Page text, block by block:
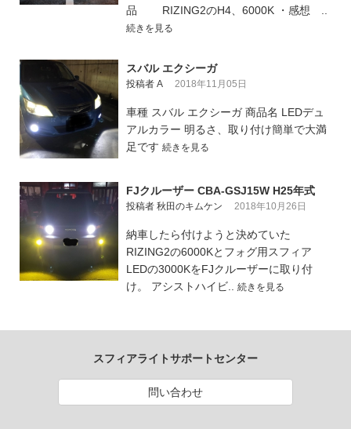
品 RIZING2のH4、6000K ・感想 ..
続きを見る
スバル エクシーガ
投稿者 A 2018年11月05日
車種 スバル エクシーガ 商品名 LEDデュ
アルカラー 明るさ、取り付け簡単で大満
足です 続きを見る
FJクルーザー CBA-GSJ15W H25年式
投稿者 秋田のキムケン 2018年10月26日
納車したら付けようと決めていた
RIZING2の6000Kとフォグ用スフィア
LEDの3000KをFJクルーザーに取り付
け。 アシストハイビ.. 続きを見る
スフィアライトサポートセンター
問い合わせ